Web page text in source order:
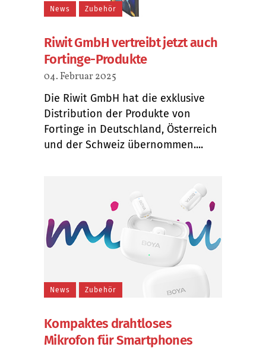
News Zubehör
Riwit GmbH vertreibt jetzt auch
Fortinge-Produkte
04. Februar 2025
Die Riwit GmbH hat die exklusive
Distribution der Produkte von
Fortinge in Deutschland, Österreich
und der Schweiz übernommen....
News Zubehör
Kompaktes drahtloses
Mikrofon für Smartphones